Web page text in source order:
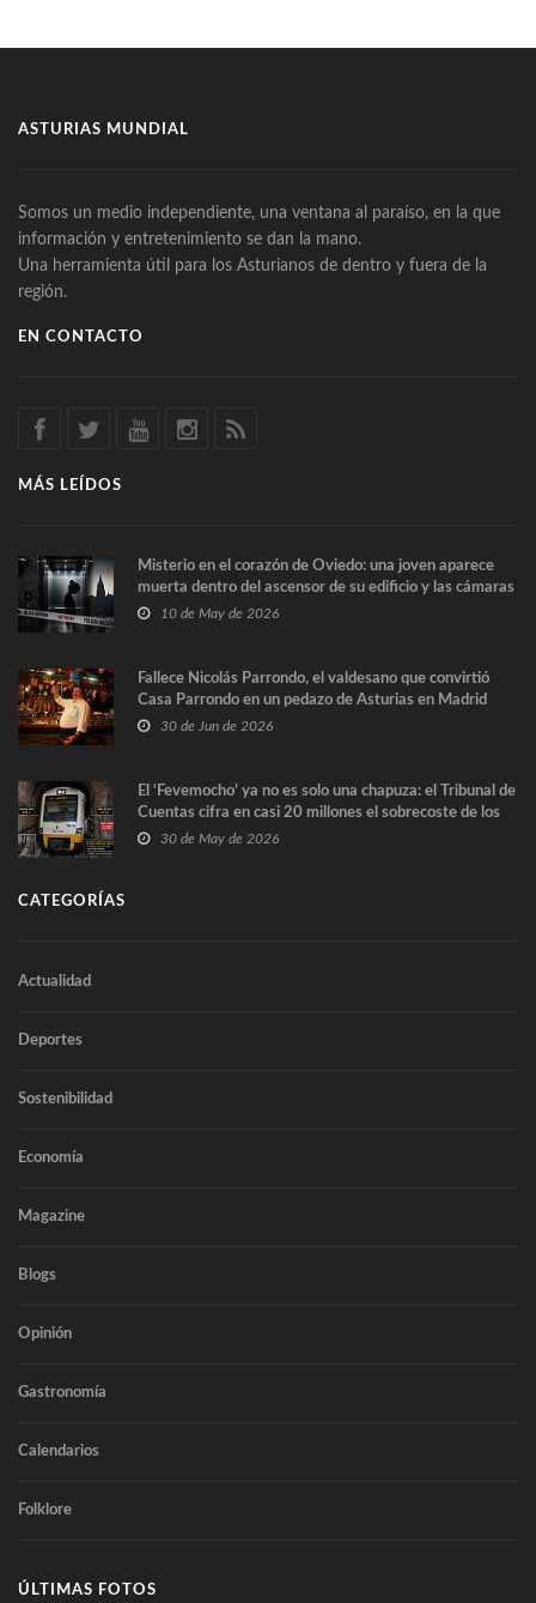
ASTURIAS MUNDIAL
Somos un medio independiente, una ventana al paraíso, en la que
información y entretenimiento se dan la mano.
Una herramienta útil para los Asturianos de dentro y fuera de la
región.
EN CONTACTO
MÁS LEÍDOS
Misterio en el corazón de Oviedo: una joven aparece
muerta dentro del ascensor de su edificio y las cámaras
captan sus últimos minutos
10 de May de 2026
Fallece Nicolás Parrondo, el valdesano que convirtió
Casa Parrondo en un pedazo de Asturias en Madrid
30 de Jun de 2026
El ‘Fevemocho’ ya no es solo una chapuza: el Tribunal de
Cuentas cifra en casi 20 millones el sobrecoste de los
trenes que no cabían por los túneles
30 de May de 2026
CATEGORÍAS
Actualidad
Deportes
Sostenibilidad
Economía
Magazine
Blogs
Opinión
Gastronomía
Calendarios
Folklore
ÚLTIMAS FOTOS